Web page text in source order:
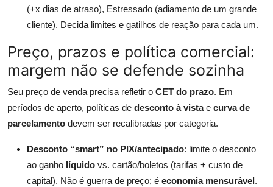
(+x dias de atraso), Estressado (adiamento de um grande
cliente). Decida limites e gatilhos de reação para cada um.
Preço, prazos e política comercial:
margem não se defende sozinha
Seu preço de venda precisa refletir o CET do prazo. Em
períodos de aperto, políticas de desconto à vistae curva de
parcelamento devem ser recalibradas por categoria.
Desconto “smart” no PIX/antecipado: limite o desconto
ao ganho líquido vs. cartão/boletos (tarifas + custo de
capital). Não é guerra de preço; é economia mensurável.